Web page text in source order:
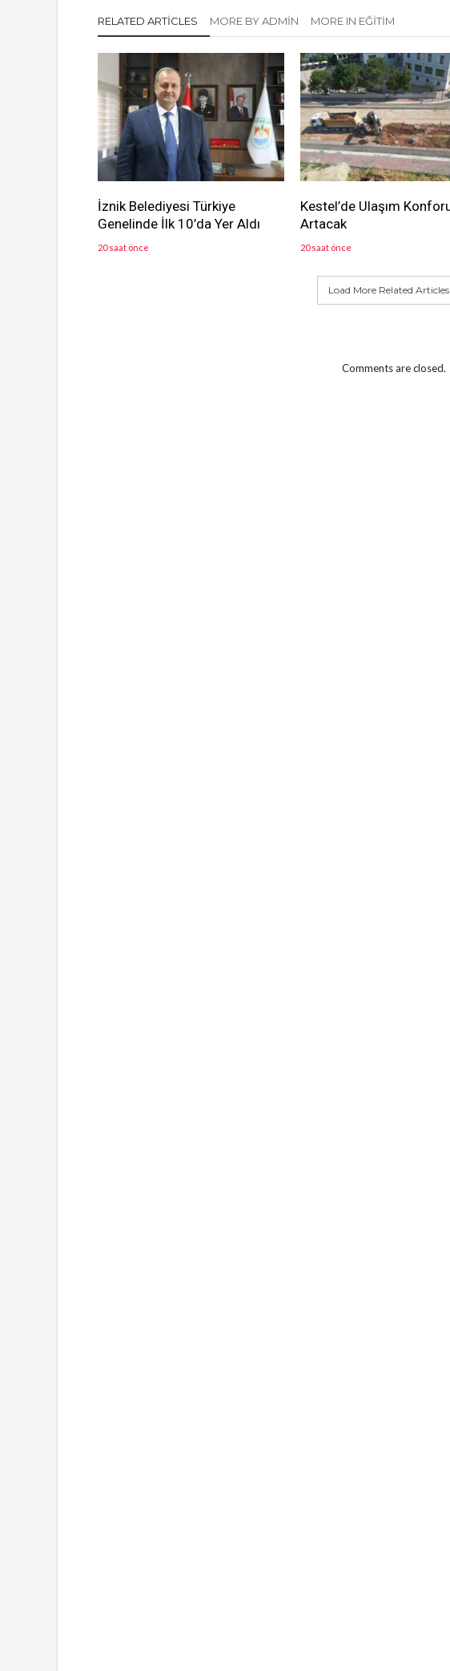
RELATED ARTICLES MORE BY ADMIN MORE IN EĞİTİM
İznik Belediyesi Türkiye
Genelinde İlk 10’da Yer Aldı
20 saat önce
Kestel’de Ulaşım
Artacak
20 saat önce
Load More Related Articles
Comments are closed.